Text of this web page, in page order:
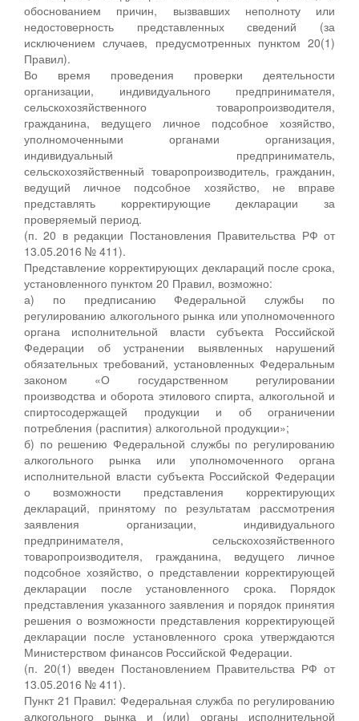
обоснованием причин, вызвавших неполноту или
недостоверность представленных сведений (за
исключением случаев, предусмотренных пунктом 20(1)
Правил).
Во время проведения проверки деятельности
организации, индивидуального предпринимателя,
сельскохозяйственного товаропроизводителя,
гражданина, ведущего личное подсобное хозяйство,
уполномоченными органами организация,
индивидуальный предприниматель,
сельскохозяйственный товаропроизводитель, гражданин,
ведущий личное подсобное хозяйство, не вправе
представлять корректирующие декларации за
проверяемый период.
(п. 20 в редакции Постановления Правительства РФ от
13.05.2016 № 411).
Представление корректирующих деклараций после срока,
установленного пунктом 20 Правил, возможно:
а) по предписанию Федеральной службы по
регулированию алкогольного рынка или уполномоченного
органа исполнительной власти субъекта Российской
Федерации об устранении выявленных нарушений
обязательных требований, установленных Федеральным
законом «О государственном регулировании
производства и оборота этилового спирта, алкогольной и
спиртосодержащей продукции и об ограничении
потребления (распития) алкогольной продукции»;
б) по решению Федеральной службы по регулированию
алкогольного рынка или уполномоченного органа
исполнительной власти субъекта Российской Федерации
о возможности представления корректирующих
деклараций, принятому по результатам рассмотрения
заявления организации, индивидуального
предпринимателя, сельскохозяйственного
товаропроизводителя, гражданина, ведущего личное
подсобное хозяйство, о представлении корректирующей
декларации после установленного срока. Порядок
представления указанного заявления и порядок принятия
решения о возможности представления корректирующей
декларации после установленного срока утверждаются
Министерством финансов Российской Федерации.
(п. 20(1) введен Постановлением Правительства РФ от
13.05.2016 № 411).
Пункт 21 Правил: Федеральная служба по регулированию
алкогольного рынка и (или) органы исполнительной